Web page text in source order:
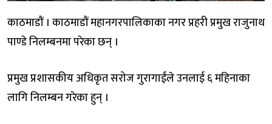
काठमाडौं । काठमाडौं महानगरपालिकाका नगर प्रहरी प्रमुख राजुनाथ
पाण्डे निलम्बनमा परेका छन् ।
प्रमुख प्रशासकीय अधिकृत सरोज गुरागाईंले उनलाई ६ महिनाका
लागि निलम्बन गरेका हुन् ।